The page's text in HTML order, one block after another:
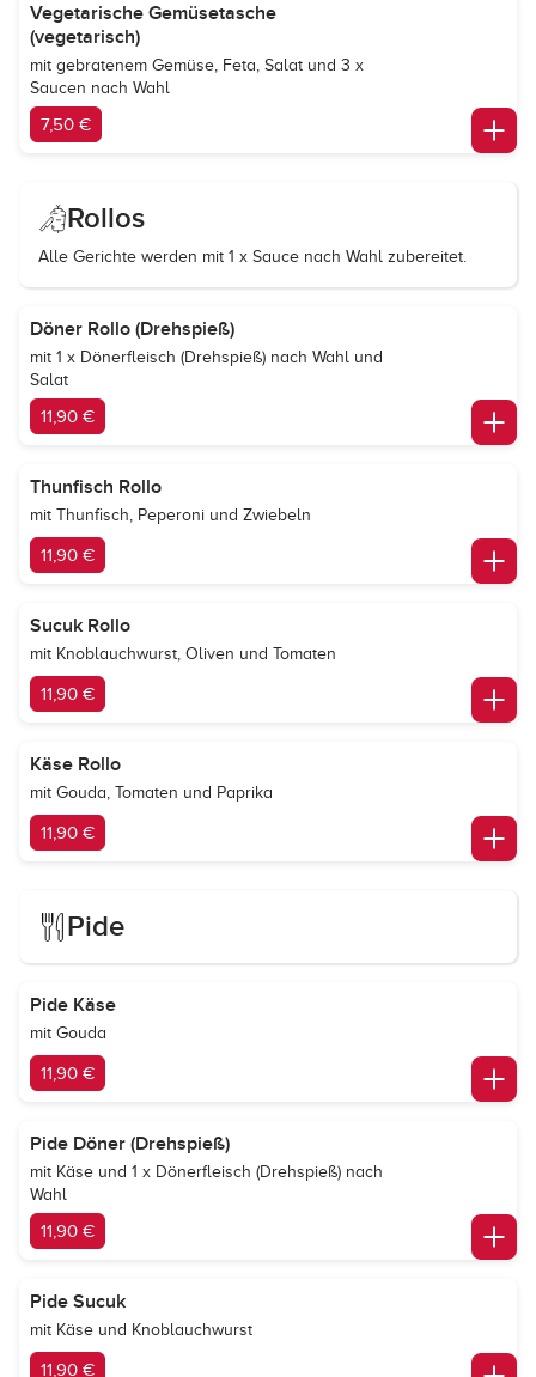
Vegetarische Gemüsetasche
(vegetarisch)
mit gebratenem Gemüse, Feta, Salat und 3 x
Saucen nach Wahl
7,50 €
Rollos
Alle Gerichte werden mit 1 x Sauce nach Wahl zubereitet.
Döner Rollo (Drehspieß)
mit 1 x Dönerfleisch (Drehspieß) nach Wahl und
Salat
11,90 €
Thunfisch Rollo
mit Thunfisch, Peperoni und Zwiebeln
11,90 €
Sucuk Rollo
mit Knoblauchwurst, Oliven und Tomaten
11,90 €
Käse Rollo
mit Gouda, Tomaten und Paprika
11,90 €
Pide
Pide Käse
mit Gouda
11,90 €
Pide Döner (Drehspieß)
mit Käse und 1 x Dönerfleisch (Drehspieß) nach
Wahl
11,90 €
Pide Sucuk
mit Käse und Knoblauchwurst
11,90 €